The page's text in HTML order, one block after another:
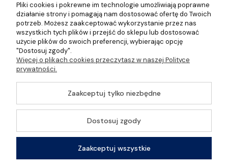
O nas
©2026 Wszelkie Prawa Zastrzeżone | Gastrosklep |
Wyposażenie gastronomii, restauracji oraz barów
Szablon Master byEcommercy
Pokaż pełną wersję strony
Sklep internetowy Shoper Premium
Pliki cookies i pokrewne im technologie umożliwiają poprawne
działanie strony i pomagają nam dostosować ofertę do Twoich
potrzeb. Możesz zaakceptować wykorzystanie przez nas
wszystkich tych plików i przejść do sklepu lub dostosować
użycie plików do swoich preferencji, wybierając opcję
"Dostosuj zgody".
Więcej o plikach cookies przeczytasz w naszej Polityce
prywatności.
Zaakceptuj tylko niezbędne
Dostosuj zgody
Zaakceptuj wszystkie